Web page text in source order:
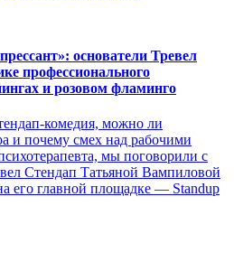
основатели Тревел
профессионального
и розовом фламинго
комедия, можно ли
и почему смех над рабочими
мы поговорили с
Стендап Татьяной Вампиловой
главной площадке — Standup